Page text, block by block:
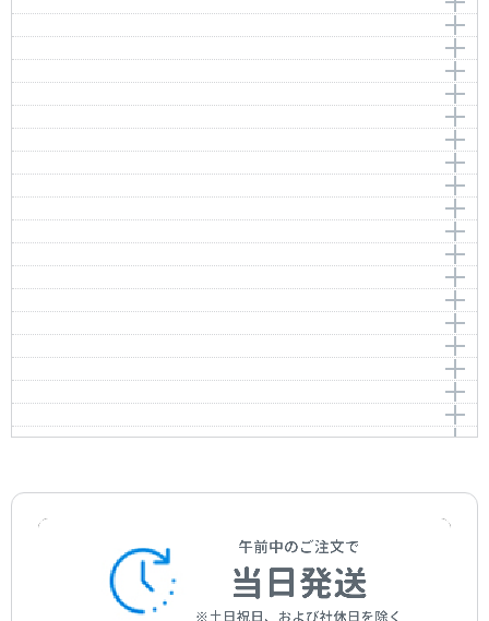
きらきら星
Twinkle，twinkle，little star
作曲者：-
Traditional
チューリップ
作曲者：井上武士
Inoue，Takeshi
ちょうちょう
Butterflies (Lightly Row)
作曲者：-
Traditional
かえるの合唱
作曲者：-
Traditional
むすんでひらいて（見わたせば）
Go tell aunt Rhody
作曲者：ルソー，ジャン＝ジャック
Rousseau，Jean-Jacques
どんぐりころころ
作曲者：梁田 貞
Yanada，Tadashi
アマリリス
Amaryllis
作曲者：ギース，ヘンリー
Ghys，Henry
小ぎつね
Song of the Wind
作曲者：-
Traditional
夕やけ小やけ
作曲者：草川 信
Kusakawa，Shin
君が代
作曲者：林 広守
Hayashi，Hiromori
十人のインディアン
Ten little Indians
作曲者：-
Traditional
ロング・ロング・アゴー（久しき昔）
Long Long Ago
作曲者：ベイリー，トーマス・ヘインズ
Bayly，Thomas Haynes
アビニョンの橋の上で
Avignon Bridge
作曲者：-
Traditional
花
Hana (Sumida River)
作曲者：滝 廉太郎
Taki，Rentarou
交響曲 第9番（合唱付）Op.125 第4楽章（喜びの歌）よ
り抜粋
Symphonie 9 (Choral) Op.125 4.Movement (Song of
Joy)
作曲者：ベートーヴェン，ルートヴィヒ・ヴァン
大きな栗の木の下で
作曲者：-
Traditional
さくらさくら
Sakura，Sakura (Cherry Blossoms)
作曲者：-
メリーさんのひつじ
Mary had a little lamb
ロンドン橋
Work，Henry Clay
り）
Edelweiss
ロジャース，リチャード
Rodgers，Richard
川はよんでる
L'eau vive
ベアール，ギイ
Beart，Guy
一週間
Traditional
Annie Laurie
作曲者：スコット，レディ・ジョン・ダグラス
Scott，Lady john douglas
アイネ・クライネ・ナハトムジーク K.525 第1楽章「ア
レグロ」（パート譜）
Eine kleine Nachtmusik K.525 (1st Movement)